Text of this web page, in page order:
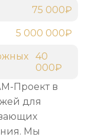
Проект в
для
Мы
75 000₽
5 000 000₽
40
000₽